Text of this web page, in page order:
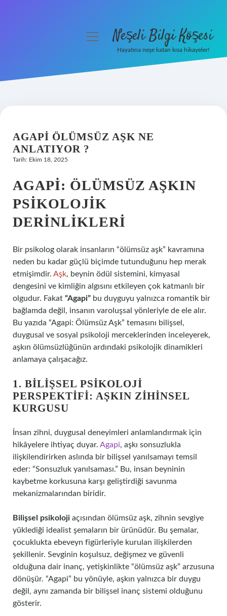
Hakkımızda
menüyüNeşeli Bilgi Köşesi
Hayatına neşe katan kısa hikayeler!
AGAPI ÖLÜMSÜZ AŞK NE
ANLATIYOR ?
Tarih: Ekim 18, 2025
AGAPI: ÖLÜMSÜZ AŞKIN
PSIKOLOJIK
DERINLIKLERI
Bir psikolog olarak insanların “ölümsüz aşk” kavramına
neden bu kadar güçlü biçimde tutunduğunu hep merak
etmişimdir. Aşk, beynin ödül sistemini, kimyasal
dengesini ve kimliğin algısını etkileyen çok katmanlı bir
olgudur. Fakat “Agapi” bu duyguyu yalnızca romantik bir
bağlamda değil, insanın varoluşsal yönleriyle de ele alır.
Bu yazıda “Agapi: Ölümsüz Aşk” temasını bilişsel,
duygusal ve sosyal psikoloji merceklerinden inceleyerek,
aşkın ölümsüzlüğünün ardındaki psikolojik dinamikleri
anlamaya çalışacağız.
1. BILIŞSEL PSIKOLOJI
PERSPEKTIFI: AŞKIN ZIHINSEL
KURGUSU
İnsan zihni, duygusal deneyimleri anlamlandırmak için
hikâyelere ihtiyaç duyar. Agapi, aşkı sonsuzlukla
ilişkilendirirken aslında bir bilişsel yanılsamayı temsil
eder: “Sonsuzluk yanılsaması.” Bu, insan beyninin
kaybetme korkusuna karşı geliştirdiği savunma
mekanizmalarından biridir.
Bilişsel psikoloji açısından ölümsüz aşk, zihnin sevgiye
yüklediği idealist şemaların bir ürünüdür. Bu şemalar,
çocuklukta ebeveyn figürleriyle kurulan ilişkilerden
şekillenir. Sevginin koşulsuz, değişmez ve güvenli
olduğuna dair inanç, yetişkinlikte “ölümsüz aşk” arzusuna
dönüşür. “Agapi” bu yönüyle, aşkın yalnızca bir duygu
değil, aynı zamanda bir bilişsel inanç sistemi olduğunu
gösterir.